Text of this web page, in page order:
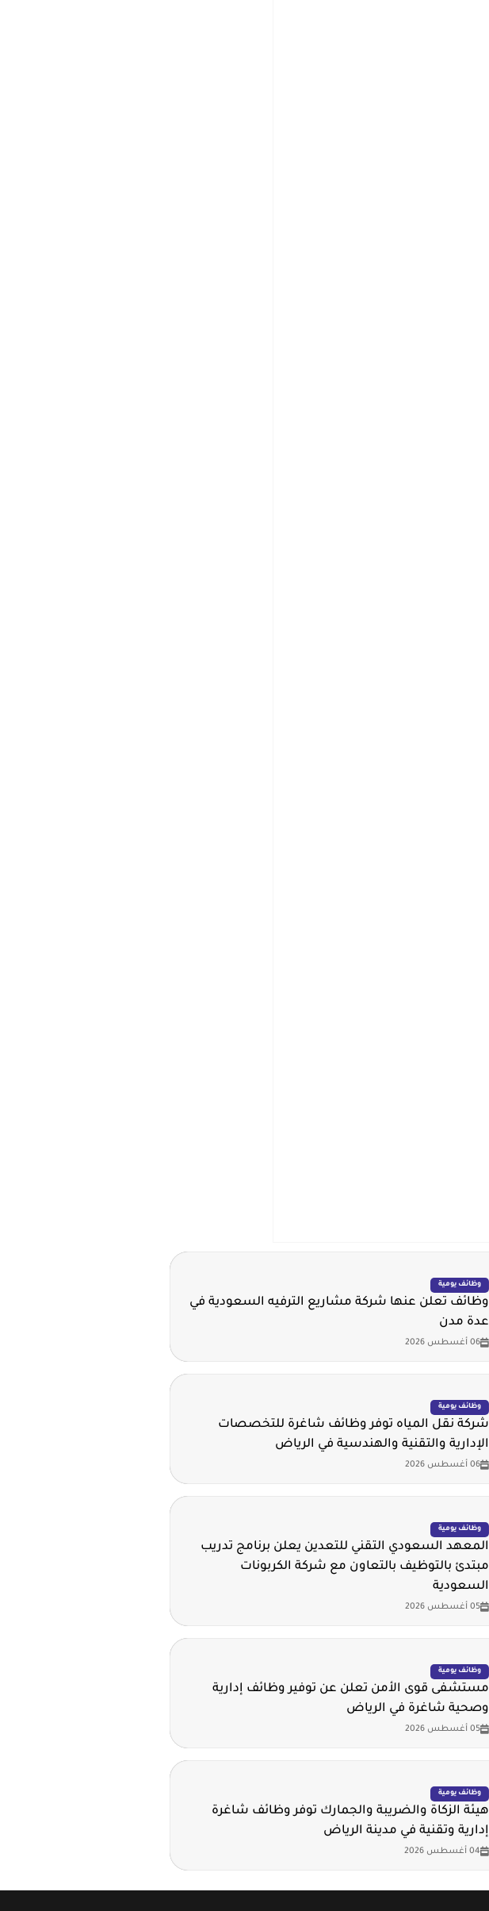
وظائف يومية
وظائف تعلن عنها شركة مشاريع الترفيه السعودية في
عدة مدن
06 أغسطس 2026
وظائف يومية
شركة نقل المياه توفر وظائف شاغرة للتخصصات
الإدارية والتقنية والهندسية في الرياض
06 أغسطس 2026
وظائف يومية
المعهد السعودي التقني للتعدين يعلن برنامج تدريب
مبتدئ بالتوظيف بالتعاون مع شركة الكربونات
السعودية
05 أغسطس 2026
وظائف يومية
مستشفى قوى الأمن تعلن عن توفير وظائف إدارية
وصحية شاغرة في الرياض
05 أغسطس 2026
وظائف يومية
هيئة الزكاة والضريبة والجمارك توفر وظائف شاغرة
إدارية وتقنية في مدينة الرياض
04 أغسطس 2026